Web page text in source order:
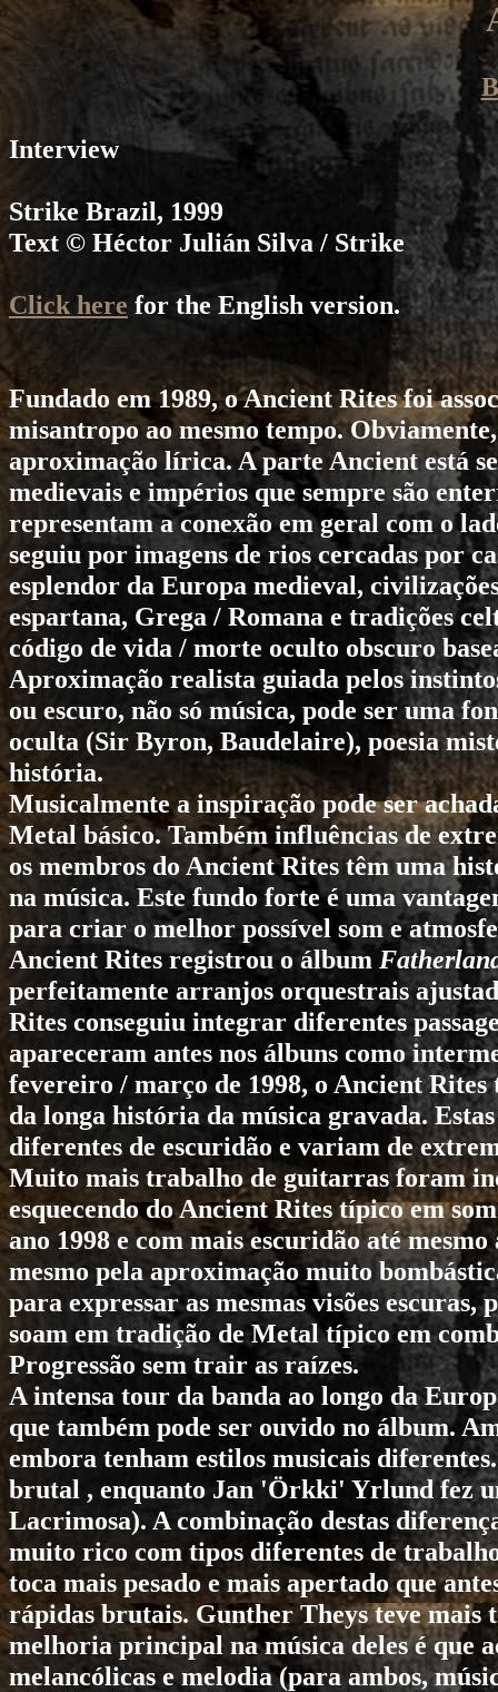
Interview
Strike Brazil, 1999
Text © Héctor Julián Silva / Strike
Click here for the English version.
Fundado em 1989, oAncient Ritesfoi
misantropo ao mesmo tempo.
aproximação lírica. A parte Ancient está
medievais e impérios que sempre são
representam a conexão em geral com o
seguiu por imagens de rios cercadas por
esplendor da Europa medieval,
espartana, Grega / Romana e tradições
código de vida / morte oculto obscuro
Aproximação realista guiada pelos
ou escuro, não só música, pode ser uma
oculta (Sir Byron, Baudelaire), poesia
história.
Musicalmente a inspiração pode ser
Metal básico. Também influências de
os membros do Ancient Rites têm uma
na música. Este fundo forte é uma
para criar o melhor possível som e
Ancient Ritesregistrou o álbum
perfeitamente arranjos orquestrais
Rites conseguiu integrar diferentes
apareceram antes nos álbuns como
fevereiro / março de 1998, o Ancient Rites
da longa história da música gravada.
diferentes de escuridão e variam de
Muito mais trabalho de guitarras foram
esquecendo doAncient Rites típico em
ano 1998 e com mais escuridão até
mesmo pela aproximação muito
para expressar as mesmas visões
soam em tradição de Metal típico em
Progressão sem trair as raízes.
A intensa tour da banda ao longo da
que também pode ser ouvido no álbum.
embora tenham estilos musicais
brutal , enquanto Jan 'Örkki' Yrlund fez
Lacrimosa). A combinação destas
muito rico com tipos diferentes de
toca mais pesado e mais apertado que
rápidas brutais. Gunther Theys teve mais
melhoria principal na música deles é que
melancólicas e melodia (para ambos,